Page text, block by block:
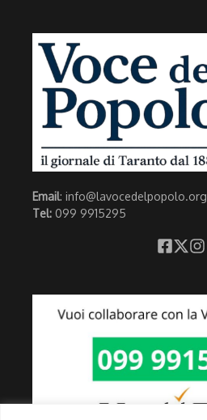
Email: info@lavocedelpopolo.org
Tel: 099 9915295